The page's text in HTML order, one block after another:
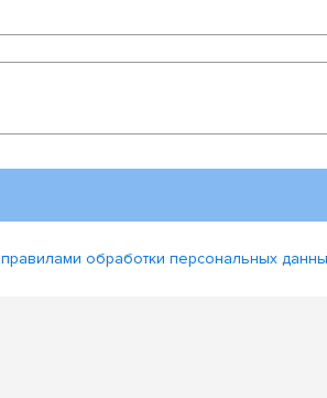
правилами обработки персональных